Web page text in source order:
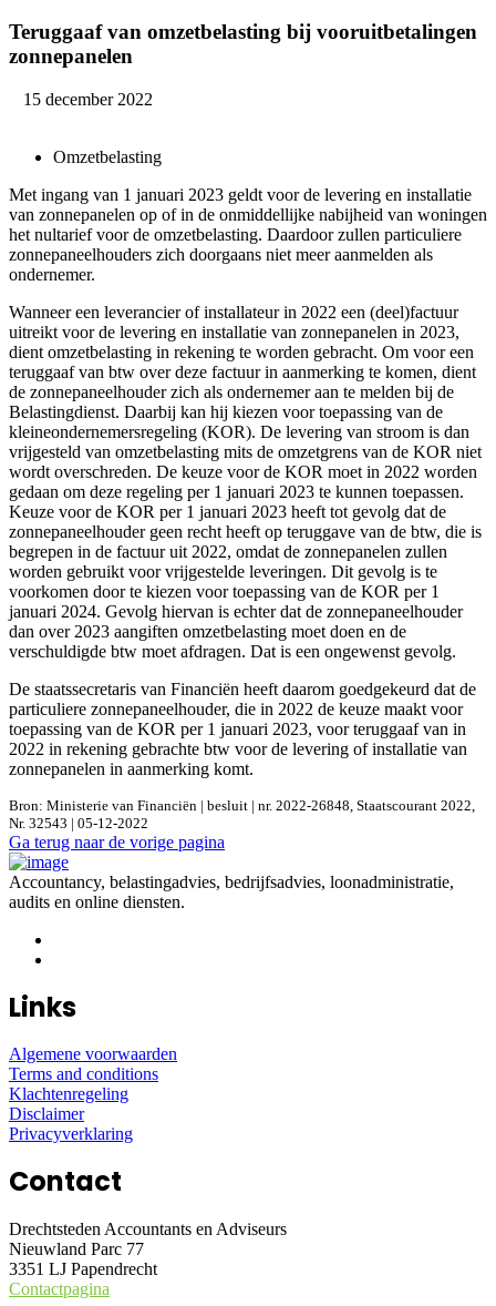
Teruggaaf van omzetbelasting bij vooruitbetalingen
zonnepanelen
15 december 2022
Omzetbelasting
Met ingang van 1 januari 2023 geldt voor de levering en installatie
van zonnepanelen op of in de onmiddellijke nabijheid van woningen
het nultarief voor de omzetbelasting. Daardoor zullen particuliere
zonnepaneelhouders zich doorgaans niet meer aanmelden als
ondernemer.
Wanneer een leverancier of installateur in 2022 een (deel)factuur
uitreikt voor de levering en installatie van zonnepanelen in 2023,
dient omzetbelasting in rekening te worden gebracht. Om voor een
teruggaaf van btw over deze factuur in aanmerking te komen, dient
de zonnepaneelhouder zich als ondernemer aan te melden bij de
Belastingdienst. Daarbij kan hij kiezen voor toepassing van de
kleineondernemersregeling (KOR). De levering van stroom is dan
vrijgesteld van omzetbelasting mits de omzetgrens van de KOR niet
wordt overschreden. De keuze voor de KOR moet in 2022 worden
gedaan om deze regeling per 1 januari 2023 te kunnen toepassen.
Keuze voor de KOR per 1 januari 2023 heeft tot gevolg dat de
zonnepaneelhouder geen recht heeft op teruggave van de btw, die is
begrepen in de factuur uit 2022, omdat de zonnepanelen zullen
worden gebruikt voor vrijgestelde leveringen. Dit gevolg is te
voorkomen door te kiezen voor toepassing van de KOR per 1
januari 2024. Gevolg hiervan is echter dat de zonnepaneelhouder
dan over 2023 aangiften omzetbelasting moet doen en de
verschuldigde btw moet afdragen. Dat is een ongewenst gevolg.
De staatssecretaris van Financiën heeft daarom goedgekeurd dat de
particuliere zonnepaneelhouder, die in 2022 de keuze maakt voor
toepassing van de KOR per 1 januari 2023, voor teruggaaf van in
2022 in rekening gebrachte btw voor de levering of installatie van
zonnepanelen in aanmerking komt.
Bron: Ministerie van Financiën | besluit | nr. 2022-26848, Staatscourant 2022,
Nr. 32543 | 05-12-2022
Ga terug naar de vorige pagina
Accountancy, belastingadvies, bedrijfsadvies, loonadministratie,
audits en online diensten.
Links
Algemene voorwaarden
Terms and conditions
Klachtenregeling
Disclaimer
Privacyverklaring
Contact
Drechtsteden Accountants en Adviseurs
Nieuwland Parc 77
3351 LJ Papendrecht
Contactpagina